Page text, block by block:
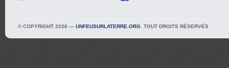
© COPYRIGHT 2026 — UNFEUSURLATERRE.ORG . TOUT DROITS RÉSERVÉS